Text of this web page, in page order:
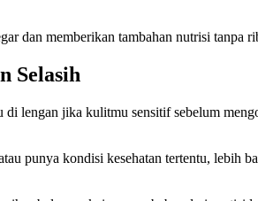
dan memberikan tambahan nutrisi tanpa
Selasih
lengan jika kulitmu sensitif sebelum
punya kondisi kesehatan tertentu, lebih